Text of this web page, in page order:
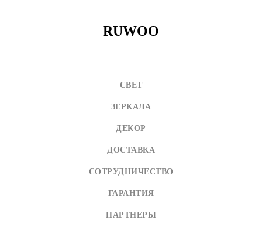
RUWOO
СВЕТ
ЗЕРКАЛА
ДЕКОР
ДОСТАВКА
СОТРУДНИЧЕСТВО
ГАРАНТИЯ
ПАРТНЕРЫ